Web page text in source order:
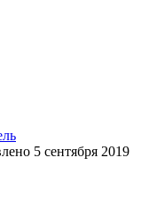
5 сентября 2019